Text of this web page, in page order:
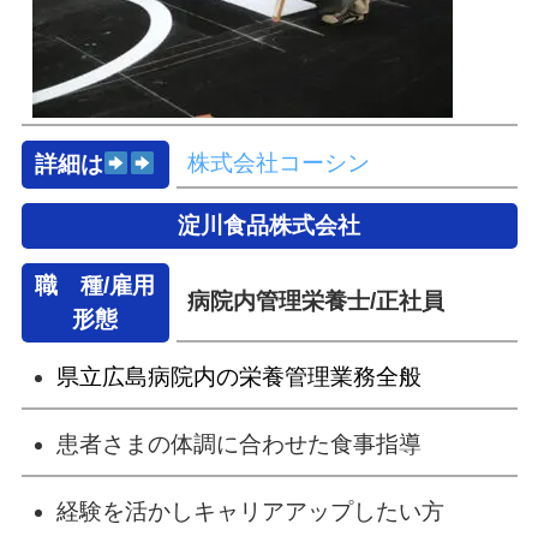
詳細は 株式会社コーシン
淀川食品株式会社
職 種/雇用
形態
病院内管理栄養士/正社員
県立広島病院内の栄養管理業務全般
患者さまの体調に合わせた食事指導
経験を活かしキャリアアップしたい方